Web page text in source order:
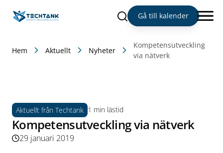
Sök Gå till kalender
Hem Aktuellt Nyheter
Kompetensutveckling
via nätverk
Aktuellt från Techtank 1 min lästid
Kompetensutveckling via nätverk
29 januari 2019